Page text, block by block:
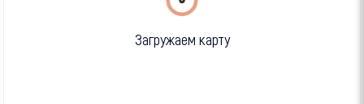
Загружаем карту